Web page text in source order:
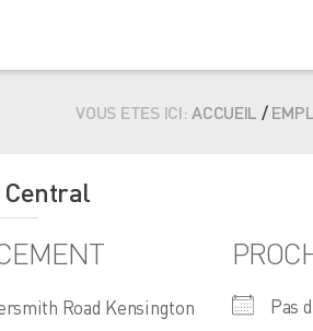
VOUS ETES ICI:ACCUEIL /
Central
Road Kensington
Pas